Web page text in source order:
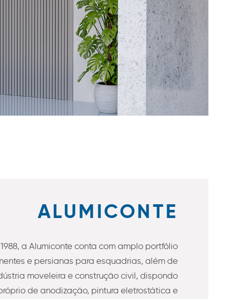
ALUMICONTE
a Alumiconte conta com amplo portfólio
e persianas para esquadrias, além de
moveleira e construção civil, dispondo
de anodização, pintura eletrostática e